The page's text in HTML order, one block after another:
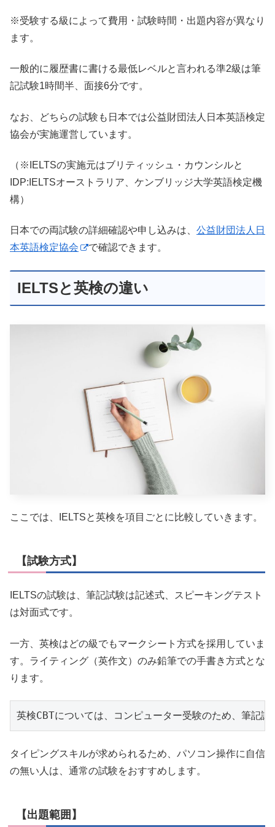
※受験する級によって費用・試験時間・出題内容が異なり
ます。
一般的に履歴書に書ける最低レベルと言われる準2級は筆
記試験1時間半、面接6分です。
なお、どちらの試験も日本では公益財団法人日本英語検定
協会が実施運営しています。
（※IELTSの実施元はブリティッシュ・カウンシルと
IDP:IELTSオーストラリア、ケンブリッジ大学英語検定機
構）
日本での両試験の詳細確認や申し込みは、 公益財団法人日
本英語検定協会
で確認できます。
IELTSと英検の違い
ここでは、IELTSと英検を項目ごとに比較していきます。
【試験方式】
IELTSの試験は、筆記試験は記述式、スピーキングテスト
は対面式です。
一方、英検はどの級でもマークシート方式を採用していま
す。ライティング（英作文）のみ鉛筆での手書き方式とな
ります。
英検CBTについては、コンピューター受験のため、筆記
タイピングスキルが求められるため、パソコン操作に自信
の無い人は、通常の試験をおすすめします。
【出題範囲】